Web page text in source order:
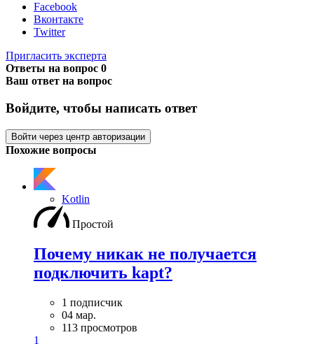
Facebook
Вконтакте
Twitter
Пригласить эксперта
Ответы на вопрос 0
Ваш ответ на вопрос
Войдите, чтобы написать ответ
Войти через центр авторизации
Похожие вопросы
Kotlin
Простой
Почему никак не получается
подключить kapt?
1 подписчик
04 мар.
113 просмотров
1